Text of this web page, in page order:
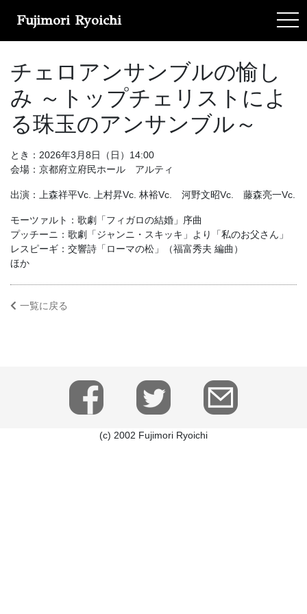
Fujimori Ryoichi
チェロアンサンブルの愉し
み ～トップチェリストによ
る珠玉のアンサンブル～
とき：2026年3月8日（日）14:00
会場：京都府立府民ホール アルティ
出演：上森祥平Vc. 上村昇Vc. 林裕Vc. 河野文昭Vc. 藤森亮一Vc.
モーツァルト：歌劇「フィガロの結婚」序曲
プッチーニ：歌劇「ジャンニ・スキッキ」より「私のお父さん」
レスピーギ：交響詩「ローマの松」（福富秀夫 編曲）
ほか
一覧に戻る
(c) 2002 Fujimori Ryoichi